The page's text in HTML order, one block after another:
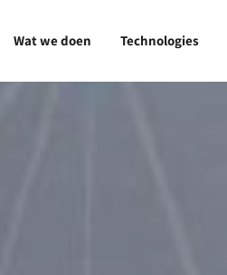
Wat we doen Technologies